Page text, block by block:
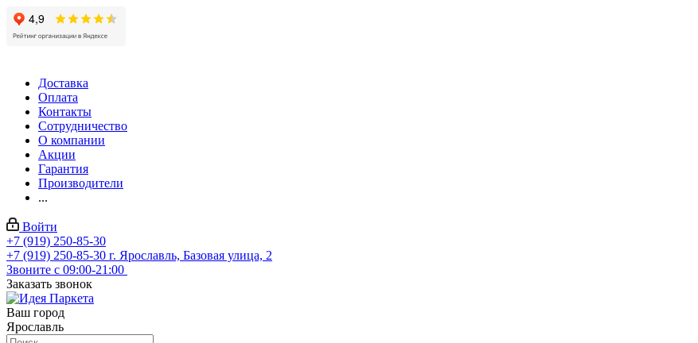
Доставка
Оплата
Контакты
Сотрудничество
О компании
Акции
Гарантия
Производители
...
Войти
+7 (919) 250-85-30
+7 (919) 250-85-30 г. Ярославль, Базовая улица, 2
Звоните с 09:00-21:00
Заказать звонок
Ваш город
Ярославль